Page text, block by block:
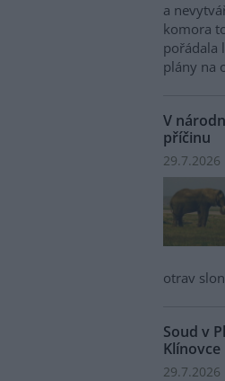
a
komora
pořádala
plány na
V
příčinu
29.7.2026
otrav
Soud v
Klínovce
29.7.2026